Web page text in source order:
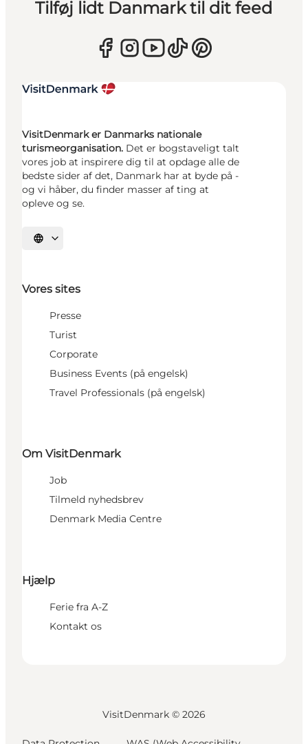
Tilføj lidt Danmark til dit feed
VisitDenmark er Danmarks nationale
turismeorganisation. Det er bogstaveligt talt
vores job at inspirere dig til at opdage alle de
bedste sider af det, Danmark har at byde på -
og vi håber, du finder masser af ting at
opleve og se.
Vælg sprog
Vores sites
Presse
Turist
Corporate
Business Events (på engelsk)
Travel Professionals (på engelsk)
Om VisitDenmark
Job
Tilmeld nyhedsbrev
Denmark Media Centre
Hjælp
Ferie fra A-Z
Kontakt os
VisitDenmark © 2026